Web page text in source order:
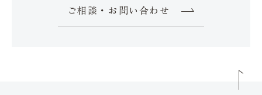
ご相談・お問い合わせ